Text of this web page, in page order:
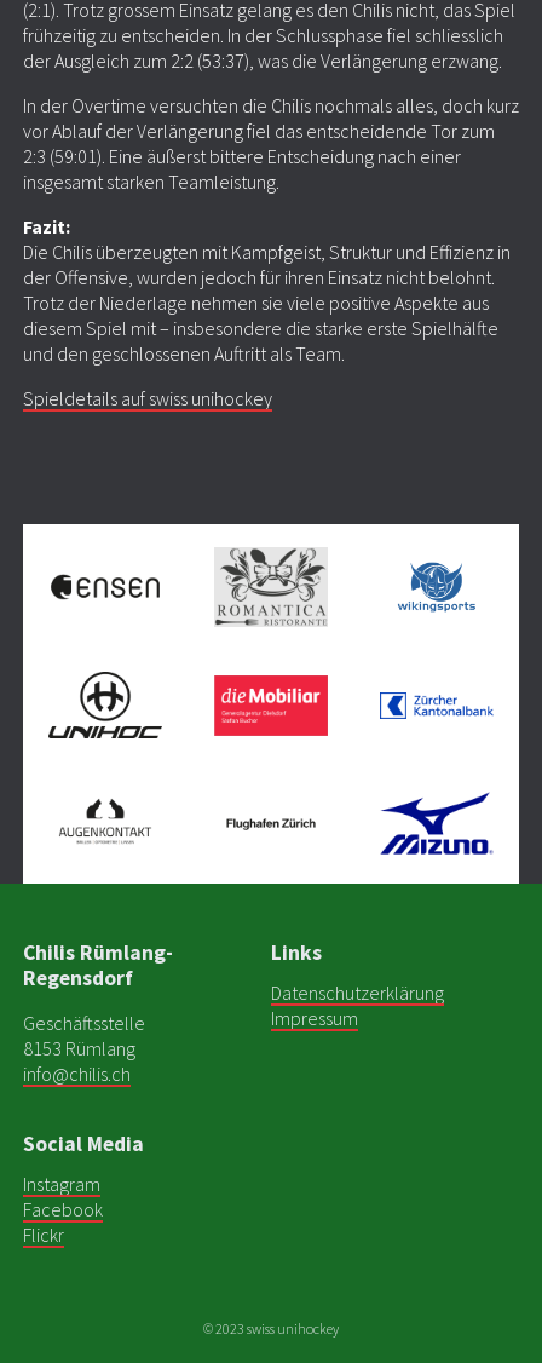
(2:1). Trotz grossem Einsatz gelang es den Chilis nicht, das Spiel
frühzeitig zu entscheiden. In der Schlussphase fiel schliesslich
der Ausgleich zum 2:2 (53:37), was die Verlängerung erzwang.
In der Overtime versuchten die Chilis nochmals alles, doch kurz
vor Ablauf der Verlängerung fiel das entscheidende Tor zum
2:3 (59:01). Eine äußerst bittere Entscheidung nach einer
insgesamt starken Teamleistung.
Fazit:
Die Chilis überzeugten mit Kampfgeist, Struktur und Effizienz in
der Offensive, wurden jedoch für ihren Einsatz nicht belohnt.
Trotz der Niederlage nehmen sie viele positive Aspekte aus
diesem Spiel mit – insbesondere die starke erste Spielhälfte
und den geschlossenen Auftritt als Team.
Spieldetails auf swiss unihockey
Chilis Rümlang-
Regensdorf
Geschäftsstelle
8153 Rümlang
info@chilis.ch
Links
Datenschutzerklärung
Impressum
Social Media
Instagram
Facebook
Flickr
© 2023 swiss unihockey